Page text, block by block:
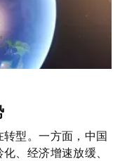
型。一方面，中国
、经济增速放缓、